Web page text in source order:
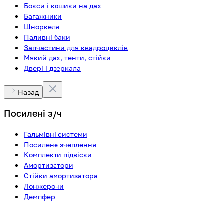
Бокси і кошики на дах
Багажники
Шноркеля
Паливні баки
Запчастини для квадроциклів
Мякий дах, тенти, стійки
Двері і дзеркала
Назад
Посилені з/ч
Гальмівні системи
Посилене зчеплення
Комплекти підвіски
Амортизатори
Стійки амортизатора
Лонжерони
Демпфер